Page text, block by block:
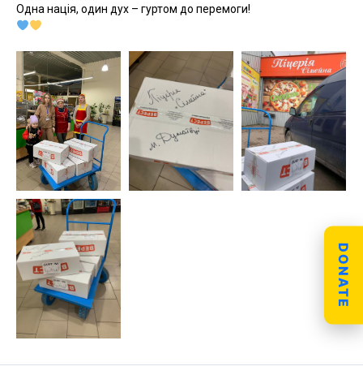
Одна нація, один дух – гуртом до перемоги!
DONATE